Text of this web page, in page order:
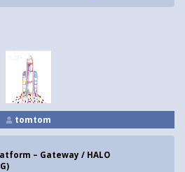
tomtom
– Gateway / HALO